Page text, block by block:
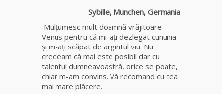
fiică a
Omida
tămăduitoare
vindecătoare
Sybille, Munchen, Germania
Mulţumesc mult doamnă vrăjitoare
Venus pentru că mi-aţi dezlegat cununia
și m-ați scăpat de argintul viu. Nu
credeam că mai este posibil dar cu
talentul dumneavoastră, orice se poate,
chiar m-am convins. Vă recomand cu cea
mai mare plăcere.